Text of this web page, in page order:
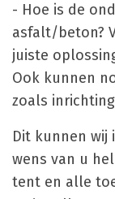
- Hoe is de
asfalt/beton?
juiste
Ook kunnen
zoals
Dit kunnen wij
wens van u
tent en alle